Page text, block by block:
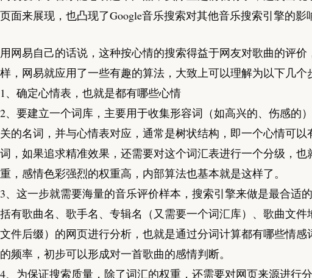
页面来展现，也凸现了Google音乐搜索对其他音乐搜索引擎的影
用网易自己的话说，这种按心情的搜索得益于网友对歌曲的评价
样，网易就应用了一些有趣的算法，大致上可以理解为以下几个
1、确定心情表，也就是都有哪些心情
2、要建立一个词库，主要用于收集形容词（如高兴的、伤感的
关的名词，并与心情表对应，通常是树状结构，即一个心情可以
词，如果追求精准效果，还需要对这个词汇表进行一个分级，也
重，感情色彩强烈的权重高，内部算法也基本就是这样了。
3、这一步就需要海量的音乐评价样本，搜索引擎来做是最合适
括有歌曲名、歌手名、专辑名（又需要一个词汇库）、歌曲文件
文件后缀）的网页进行分析，也就是通过分词计算都有哪些情感
的频率，初步可以形成对一首歌曲的感情判断。
4、为保证搜索质量，除了词汇的权重，还需要对网页来源进行